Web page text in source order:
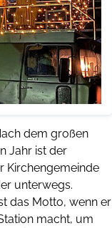
dem großen
Jahr ist der
Kirchengemeinde
unterwegs.
das Motto, wenn er
macht, um